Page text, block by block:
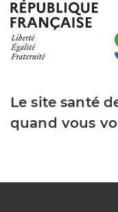
Le site santé
quand vous